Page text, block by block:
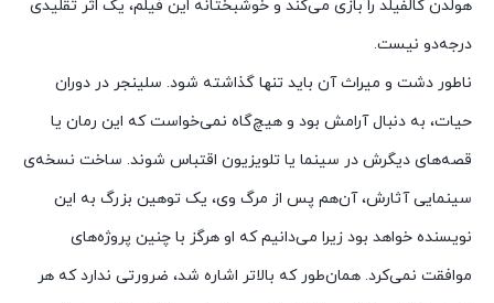
هولدن کالفیلد را بازی می‌کند و خوشبختانه این فیلم، یک اثر تقلیدی
درجه‌دو نیست.
ناطور دشت و میراث آن باید تنها گذاشته شود. سلینجر در دوران
حیات، به دنبال آرامش بود و هیچ‌گاه نمی‌خواست که این رمان یا
قصه‌های دیگرش در سینما یا تلویزیون اقتباس شوند. ساخت نسخه‌ی
سینمایی آثارش، آن‌هم پس از مرگ وی، یک توهین بزرگ به این
نویسنده خواهد بود زیرا می‌دانیم که او هرگز با چنین پروژه‌های
موافقت نمی‌کرد. همان‌طور که بالاتر اشاره شد، ضرورتی ندارد که هر